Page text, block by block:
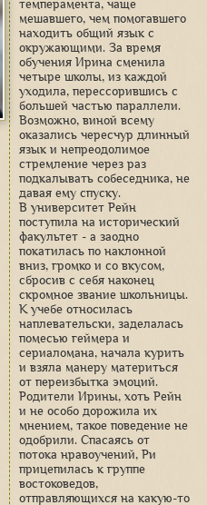
темперамента, чаще
мешавшего, чем помогавшего
находить общий язык с
окружающими. За время
обучения Ирина сменила
четыре школы, из каждой
уходила, перессорившись с
большей частью параллели.
Возможно, виной всему
оказались чересчур длинный
язык и непреодолимое
стремление через раз
подкалывать собеседника, не
давая ему спуску.
В университет Рейн
поступила на исторический
факультет - а заодно
покатилась по наклонной
вниз, громко и со вкусом,
сбросив с себя наконец
скромное звание школьницы.
К учебе относилась
наплевательски, заделалась
помесью геймера и
сериаломана, начала курить
и взяла манеру материться
от переизбытка эмоций.
Родители Ирины, хоть Рейн
и не особо дорожила их
мнением, такое поведение не
одобрили. Спасаясь от
потока нравоучений, Ри
прицепилась к группе
востоковедов,
отправляющихся на какую-то